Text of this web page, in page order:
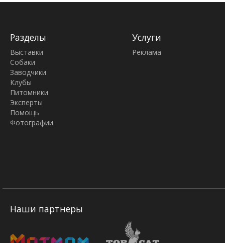
Разделы
Выставки
Собаки
Заводчики
Клубы
Питомники
Эксперты
Помощь
Фотографии
Услуги
Реклама
Наши партнеры